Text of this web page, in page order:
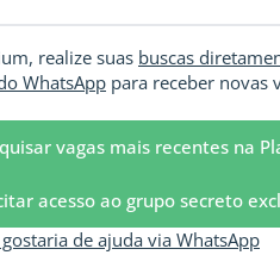
realize suas buscas
WhatsApp para receber novas
vagas mais recentes na
acesso ao grupo secreto
de ajuda via WhatsApp